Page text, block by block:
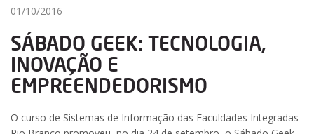
01/10/2016
SÁBADO GEEK: TECNOLOGIA,
INOVAÇÃO E
EMPREENDEDORISMO
O curso de Sistemas de Informação das Faculdades Integradas